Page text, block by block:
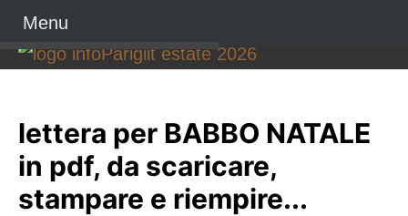
lettera per BABBO NATALE
in pdf, da scaricare,
stampare e riempire...
Menu